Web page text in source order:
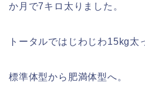
か月で7キロ太りました。
トータルではじわじわ15kg太
標準体型から肥満体型へ。